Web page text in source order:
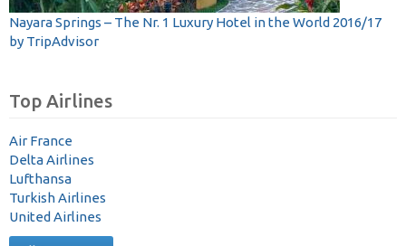
Nayara Springs – The Nr. 1 Luxury Hotel in the World 2016/17
by TripAdvisor
Top Airlines
Air France
Delta Airlines
Lufthansa
Turkish Airlines
United Airlines